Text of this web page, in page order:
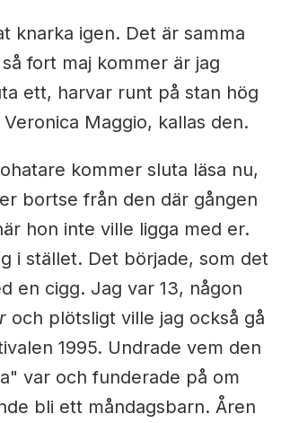
knarka igen. Det är samma
fort maj kommer är jag
ett, harvar runt på stan hög
Maggio, kallas den.
kommer sluta läsa nu,
bortse från den där gången
hon inte ville ligga med er.
i stället. Det började, som det
en cigg. Jag var 13, någon
och plötsligt ville jag också gå
1995. Undrade vem den
var och funderade på om
bli ett måndagsbarn. Åren